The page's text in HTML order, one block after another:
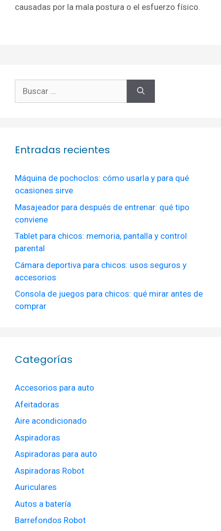
causadas por la mala postura o el esfuerzo físico.
Entradas recientes
Máquina de pochoclos: cómo usarla y para qué
ocasiones sirve
Masajeador para después de entrenar: qué tipo
conviene
Tablet para chicos: memoria, pantalla y control
parental
Cámara deportiva para chicos: usos seguros y
accesorios
Consola de juegos para chicos: qué mirar antes de
comprar
Categorías
Accesorios para auto
Afeitadoras
Aire acondicionado
Aspiradoras
Aspiradoras para auto
Aspiradoras Robot
Auriculares
Autos a batería
Barrefondos Robot